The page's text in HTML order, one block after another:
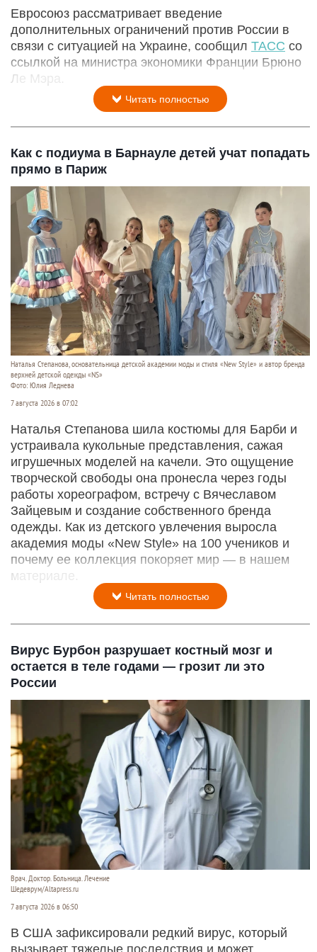
Евросоюз рассматривает введение
дополнительных ограничений против России в
связи с ситуацией на Украине, сообщил ТАСС со
ссылкой на министра экономики Франции Брюно
Ле Мэра.
Читать полностью
Как с подиума в Барнауле детей учат попадать
прямо в Париж
Наталья Степанова, основательница детской академии моды и стиля «New Style» и автор бренда
верхней детской одежды «NS»
Фото: Юлия Леднева
7 августа 2026 в 07:02
Наталья Степанова шила костюмы для Барби и
устраивала кукольные представления, сажая
игрушечных моделей на качели. Это ощущение
творческой свободы она пронесла через годы
работы хореографом, встречу с Вячеславом
Зайцевым и создание собственного бренда
одежды. Как из детского увлечения выросла
академия моды «New Style» на 100 учеников и
почему ее коллекция покоряет мир — в нашем
материале.
Читать полностью
Вирус Бурбон разрушает костный мозг и
остается в теле годами — грозит ли это
России
Врач. Доктор. Больница. Лечение
Шедеврум/Altapress.ru
7 августа 2026 в 06:50
В США зафиксировали редкий вирус, который